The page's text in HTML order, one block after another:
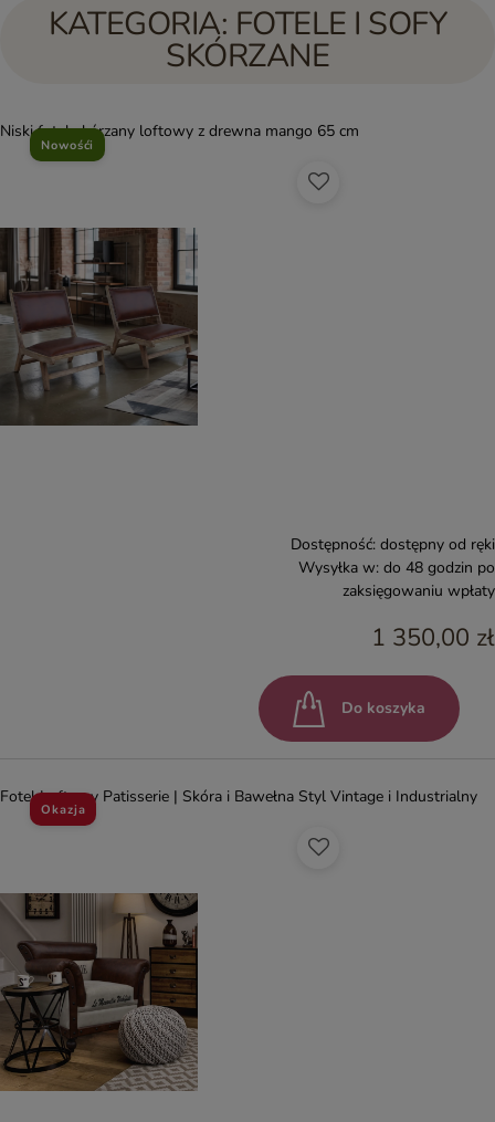
KATEGORIA: FOTELE I SOFY
SKÓRZANE
Niski fotel skórzany loftowy z drewna mango 65 cm
Dostępność: dostępny od ręki
Wysyłka w: do 48 godzin po
zaksięgowaniu wpłaty
1 350,00 zł
Do koszyka
Nowośći
Fotel Loftowy Patisserie | Skóra i Bawełna Styl Vintage i Industrialny
Okazja